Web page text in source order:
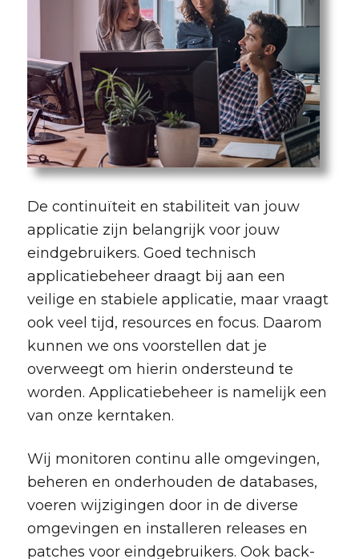
De continuïteit en stabiliteit van jouw
applicatie zijn belangrijk voor jouw
eindgebruikers. Goed technisch
applicatiebeheer draagt bij aan een
veilige en stabiele applicatie, maar vraagt
ook veel tijd, resources en focus. Daarom
kunnen we ons voorstellen dat je
overweegt om hierin ondersteund te
worden. Applicatiebeheer is namelijk een
van onze kerntaken.
Wij monitoren continu alle omgevingen,
beheren en onderhouden de databases,
voeren wijzigingen door in de diverse
omgevingen en installeren releases en
patches voor eindgebruikers. Ook back-